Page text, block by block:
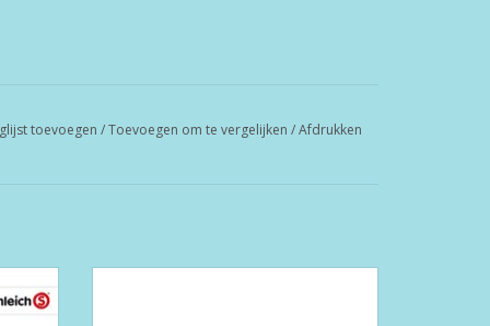
toevoegen /Toevoegen om te vergelijken /Afdrukken